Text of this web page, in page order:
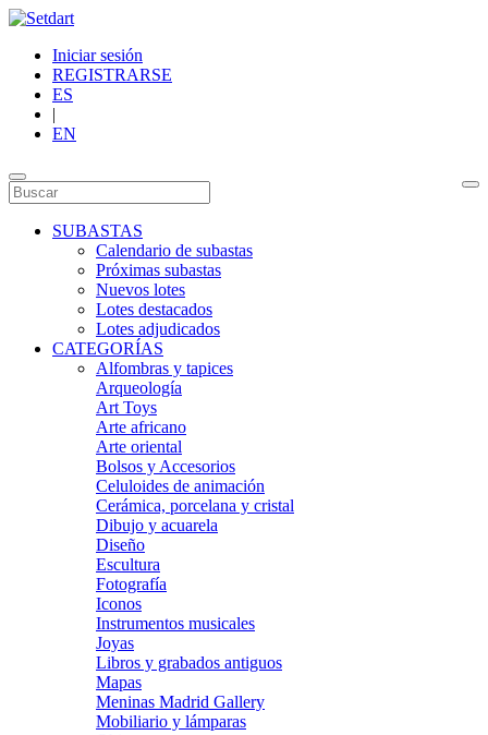
Iniciar sesión
REGISTRARSE
ES
|
EN
SUBASTAS
Calendario de subastas
Próximas subastas
Nuevos lotes
Lotes destacados
Lotes adjudicados
CATEGORÍAS
Alfombras y tapices
Arqueología
Art Toys
Arte africano
Arte oriental
Bolsos y Accesorios
Celuloides de animación
Cerámica, porcelana y cristal
Dibujo y acuarela
Diseño
Escultura
Fotografía
Iconos
Instrumentos musicales
Joyas
Libros y grabados antiguos
Mapas
Meninas Madrid Gallery
Mobiliario y lámparas